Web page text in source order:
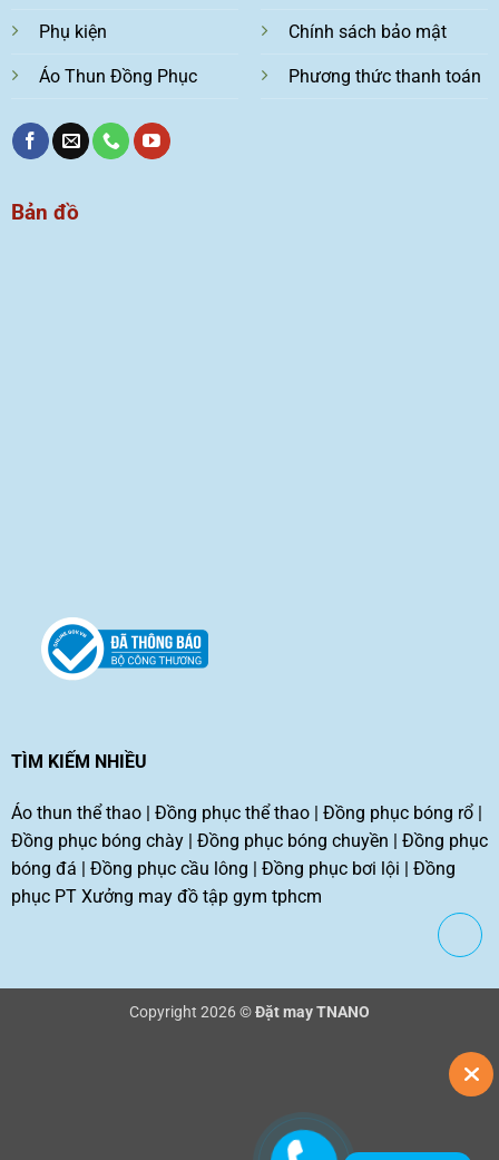
Phụ kiện
Áo Thun Đồng Phục
Chính sách bảo mật
Phương thức thanh toán
Bản đồ
TÌM KIẾM NHIỀU
Áo thun thể thao| Đồng phục thể thao| Đồng phục bóng rổ|
Đồng phục bóng chày| Đồng phục bóng chuyền | Đồng phục
bóng đá | Đồng phục cầu lông | Đồng phục bơi lội | Đồng
phục PT Xưởng may đồ tập gym tphcm
Copyright 2026 ©Đặt may TNANO